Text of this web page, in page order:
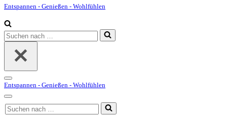
Entspannen - Genießen - Wohlfühlen
Suchen
nach …
Navigationsmenü
Entspannen - Genießen - Wohlfühlen
Navigationsmenü
Suchen
nach …